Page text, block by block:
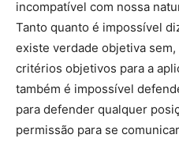
incompatível com nossa
Tanto quanto é impossível
existe verdade objetiva
critérios objetivos para a
também é impossível
para defender qualquer
permissão para se